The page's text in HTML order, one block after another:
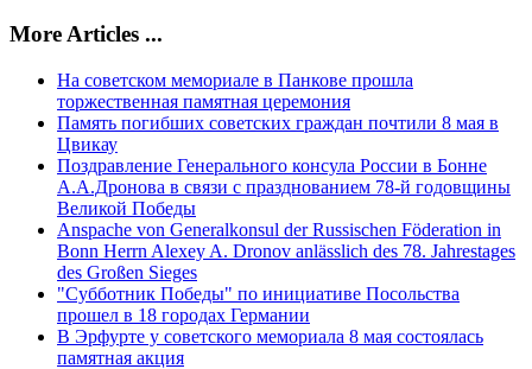
More Articles ...
На советском мемориале в Панкове прошла
торжественная памятная церемония
Память погибших советских граждан почтили 8 мая в
Цвикау
Поздравление Генерального консула России в Бонне
А.А.Дронова в связи с празднованием 78-й годовщины
Великой Победы
Anspache von Generalkonsul der Russischen Föderation in
Bonn Herrn Alexey A. Dronov anlässlich des 78. Jahrestages
des Großen Sieges
"Субботник Победы" по инициативе Посольства
прошел в 18 городах Германии
В Эрфурте у советского мемориала 8 мая состоялась
памятная акция